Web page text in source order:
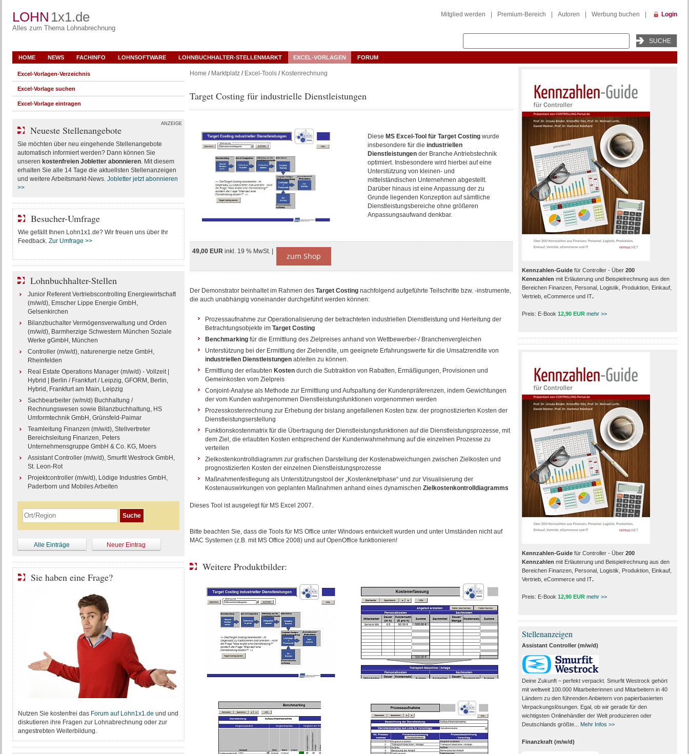
LOHN 1x1.de
Alles zum Thema Lohnabrechnung
Mitglied werden Premium-Bereich Autoren Werbung buchen Login
HOME NEWS FACHINFO LOHNSOFTWARE LOHNBUCHHALTER-STELLENMARKT EXCEL-VORLAGEN FORUM
Home / Marktplatz/ Excel-Tools/ Kostenrechnung
Target Costing für industrielle Dienstleistungen
Diese MS Excel-Tool für Target Costing wurde
insbesondere für die industriellen
Dienstleistungen der Branche Antriebstechnik
optimiert. Insbesondere wird hierbei auf eine
Unterstützung von kleinen- und
mittelständischen Unternehmen abgestellt.
Darüber hinaus ist eine Anpassung der zu
Grunde liegenden Konzeption auf sämtliche
Dienstleistungsbereiche ohne größeren
Anpassungsaufwand denkbar.
49,00 EUR inkl. 19 % MwSt. | zum Shop
Der Demonstrator beinhaltet im Rahmen des Target Costingnachfolgend aufgeführte Teilschritte bzw. -instrumente,
die auch unabhängig voneinander durchgeführt werden können:
Prozessaufnahme zur Operationalisierung der betrachteten industriellen Dienstleistung und Herleitung der
Betrachtungsobjekte im Target Costing
Benchmarkingfür die Ermittlung des Zielpreises anhand von Wettbewerber-/ Branchenvergleichen
Unterstützung bei der Ermittlung der Zielrendite, um geeignete Erfahrungswerte für die Umsatzrendite von
industriellen Dienstleistungenableiten zu können.
Ermittlung der erlaubten Kostendurch die Subtraktion von Rabatten, Ermäßigungen, Provisionen und
Gemeinkosten vom Zielpreis
Conjoint-Analyse als Methode zur Ermittlung und Aufspaltung der Kundenpräferenzen, indem Gewichtungen
der vom Kunden wahrgenommen Dienstleistungsfunktionen vorgenommen werden
Prozesskostenrechnung zur Erhebung der bislang angefallenen Kosten bzw. der prognostizierten Kosten der
Dienstleistungserstellung
Funktionskostenmatrix für die Übertragung der Dienstleistungsfunktionen auf die Dienstleistungsprozesse, mit
dem Ziel, die erlaubten Kosten entsprechend der Kundenwahrnehmung auf die einzelnen Prozesse zu
verteilen
Zielkostenkontrolldiagramm zur grafischen Darstellung der Kostenabweichungen zwischen Zielkosten und
prognostizierten Kosten der einzelnen Dienstleistungsprozesse
Maßnahmenfestlegung als Unterstützungstool der „Kostenknetphase“ und zur Visualisierung der
Kostenauswirkungen von geplanten Maßnahmen anhand eines dynamischen Zielkostenkontrolldiagramms
Dieses Tool ist ausgelegt für MS Excel 2007.
Bitte beachten Sie, dass die Tools für MS Office unter Windows entwickelt wurden und unter Umständen nicht auf
MAC Systemen (z.B. mit MS Office 2008) und auf OpenOffice funktionieren!
Weitere Produktbilder:
Excel-Vorlagen-Verzeichnis
Excel-Vorlage suchen
Excel-Vorlage eintragen
ANZEIGE
Neueste Stellenangebote
Sie möchten über neu eingehende Stellenangebote
automatisch informiert werden? Dann können Sie
unseren kostenfreien Jobletter abonnieren. Mit diesem
erhalten Sie alle 14 Tage die aktuellsten Stellenanzeigen
und weitere Arbeitsmarkt-News. Jobletter jetzt abonnieren
>>
Besucher-Umfrage
Wie gefällt Ihnen Lohn1x1.de? Wir freuen uns über Ihr
Feedback. Zur Umfrage >>
Lohnbuchhalter-Stellen
Junior Referent Vertriebscontrolling Energiewirtschaft
(m/w/d), Emscher Lippe Energie GmbH,
Gelsenkirchen
Bilanzbuchalter Vermögensverwaltung und Orden
(m/w/d), Barmherzige Schwestern München Soziale
Werke gGmbH, München
Controller (m/w/d), naturenergie netze GmbH,
Rheinfelden
Real Estate Operations Manager (m/w/d) - Vollzeit |
Hybrid | Berlin / Frankfurt / Leipzig, GFORM, Berlin,
Hybrid, Frankfurt am Main, Leipzig
Sachbearbeiter (w/m/d) Buchhaltung /
Rechnungswesen sowie Bilanzbuchhaltung, HS
Umformtechnik GmbH, Grünsfeld-Paimar
Teamleitung Finanzen (m/w/d), Stellvertreter
Bereichsleitung Finanzen, Peters
Unternehmensgruppe GmbH & Co. KG, Moers
Assistant Controller (m/w/d), Smurfit Westrock GmbH,
St. Leon-Rot
Projektcontroller (m/w/d), Lödige Industries GmbH,
Paderborn und Mobiles Arbeiten
Alle Einträge Neuer Eintrag
Sie haben eine Frage?
Nutzen Sie kostenfrei das Forum auf Lohn1x1.de und und
diskutieren ihre Fragen zur Lohnabrechnung oder zur
angestrebten Weiterbildung.
Kennzahlen-Guidefür Controller - Über 200
Kennzahlen mit Erläuterung und Beispielrechnung aus den
Bereichen Finanzen, Personal, Logistik, Produktion, Einkauf,
Vertrieb, eCommerce und IT.
Preis: E-Book 12,90 EUR mehr >>
Kennzahlen-Guidefür Controller - Über 200
Kennzahlen mit Erläuterung und Beispielrechnung aus den
Bereichen Finanzen, Personal, Logistik, Produktion, Einkauf,
Vertrieb, eCommerce und IT.
Preis: E-Book 12,90 EUR mehr >>
Stellenanzeigen
Assistant Controller (m/w/d)
Deine Zukunft – perfekt verpackt. Smurfit Westrock gehört
mit weltweit 100.000 Mitarbeiter­innen und Mitarbeitern in 40
Ländern zu den führenden Anbietern von papier­basierten
Verpackungs­lösungen. Egal, ob wir gerade für den
wichtigsten Onlinehändler der Welt produzieren oder
Deutschlands größte...
Mehr Infos >>
Finanzkraft (m/w/d)